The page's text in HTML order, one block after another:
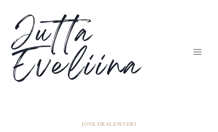
sisältöön
Jutta
Eveliina
JOULUKALENTERI